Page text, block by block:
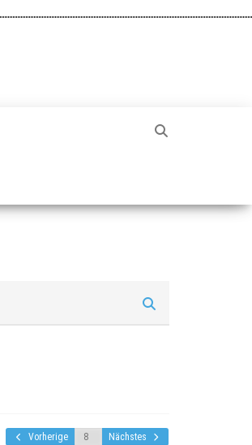
Vorherige Nächstes